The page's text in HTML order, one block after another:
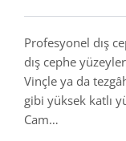
Profesyonel dış
dış cephe
Vinçle ya da
gibi yüksek katlı
Cam…